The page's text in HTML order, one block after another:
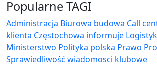
Popularne TAGI
Administracja Biurowa budowa Call
klienta Częstochowa informuje
Ministerstwo Polityka polska Prawo
Sprawiedliwość wiadomosci klubowe